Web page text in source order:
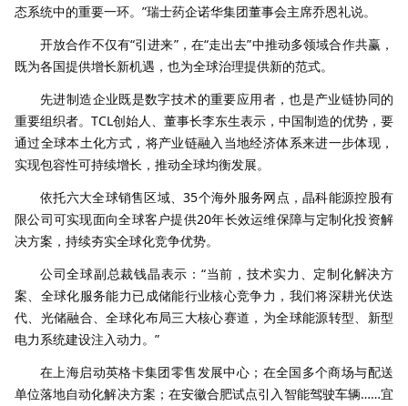
态系统中的重要一环。”瑞士药企诺华集团董事会主席乔恩礼说。
开放合作不仅有“引进来”，在“走出去”中推动多领域合作共赢，
既为各国提供增长新机遇，也为全球治理提供新的范式。
先进制造企业既是数字技术的重要应用者，也是产业链协同的
重要组织者。TCL创始人、董事长李东生表示，中国制造的优势，要
通过全球本土化方式，将产业链融入当地经济体系来进一步体现，
实现包容性可持续增长，推动全球均衡发展。
依托六大全球销售区域、35个海外服务网点，晶科能源控股有
限公司可实现面向全球客户提供20年长效运维保障与定制化投资解
决方案，持续夯实全球化竞争优势。
公司全球副总裁钱晶表示：“当前，技术实力、定制化解决方
案、全球化服务能力已成储能行业核心竞争力，我们将深耕光伏迭
代、光储融合、全球化布局三大核心赛道，为全球能源转型、新型
电力系统建设注入动力。”
在上海启动英格卡集团零售发展中心；在全国多个商场与配送
单位落地自动化解决方案；在安徽合肥试点引入智能驾驶车辆……宜